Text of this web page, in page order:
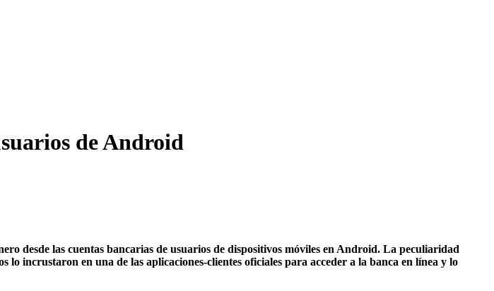
de Android
desde las cuentas bancarias de usuarios de dispositivos móviles en Android. La peculiaridad
lo incrustaron en una de las aplicaciones-clientes oficiales para acceder a la banca en línea y lo